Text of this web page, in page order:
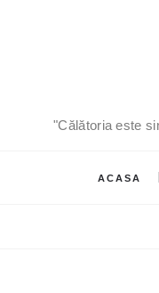
"Călătoria este
ACASA